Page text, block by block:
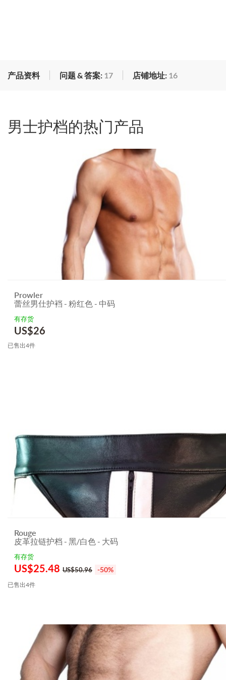
产品资料 问题 & 答案: 17 店铺地址: 16
男士护档的热门产品
Prowler
蕾丝男仕护裆 - 粉红色 - 中码
有存货
US$26
已售出4件
Rouge
皮革拉链护档 - 黑/白色 - 大码
有存货
US$25.48 US$50.96 -50%
已售出4件